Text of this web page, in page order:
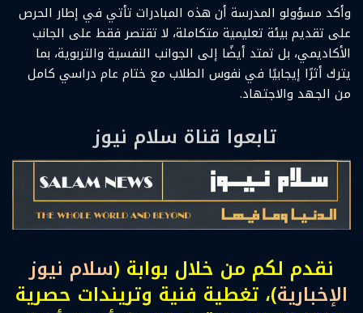
وأكد مسؤولو المدرسة أن هذه المبادرات تأتي في إطار الحرص
على تقديم بيئة تعليمية متكاملة، لا تقتصر فقط على الجانب
الأكاديمي، بل تمتد أيضًا إلى الجوانب النفسية والتربوية، بما
يترك أثرًا إيجابيًا في نفوس الطلاب مع ختام عام دراسي كامل
من الجهد والاجتهاد.
تابعوا قناة سلام نيوز
نقدم لكم من خلال بوابة (سلام نيوز
الإخبارية)، تغطية فنية وتريندات حصرية